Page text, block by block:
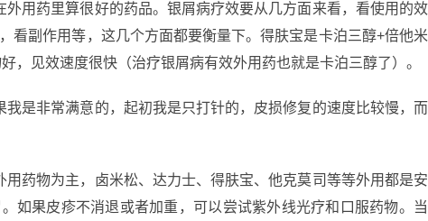
用药里算很好的药品。银屑病疗效要从几方面来看，看使用的效
看副作用等，这几个方面都要衡量下。得肤宝是卡泊三醇+倍他米
，见效速度很快（治疗银屑病有效外用药也就是卡泊三醇了）。
是非常满意的，起初我是只打针的，皮损修复的速度比较慢，而
药物为主，卤米松、达力士、得肤宝、他克莫司等等外用都是安
如果皮疹不消退或者加重，可以尝试紫外线光疗和口服药物。当